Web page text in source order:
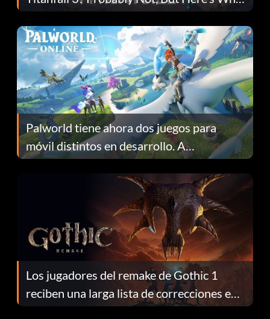
Fans Are Hopeful
Palworld tiene ahora dos juegos para
móvil distintos en desarrollo. A
continuación te explicamos por qué.
Los jugadores del remake de Gothic 1
reciben una larga lista de correcciones en
el parche 1.0.4